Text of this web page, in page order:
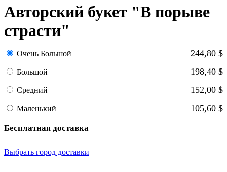
Авторский букет "В порыве
страсти"
Очень Большой 244,80 $
Большой 198,40 $
Средний 152,00 $
Маленький 105,60 $
Бесплатная доставка
Выбрать город доставки